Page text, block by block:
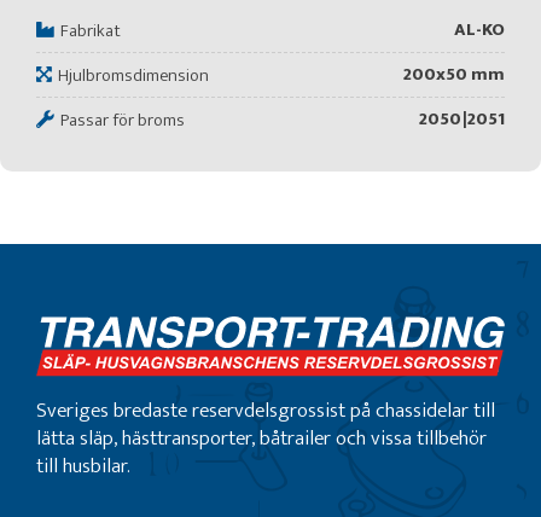
Fabrikat
AL-KO
Hjulbromsdimension
200x50 mm
Passar för broms
2050|2051
Sveriges bredaste reservdelsgrossist på chassidelar till
lätta släp, hästtransporter, båtrailer och vissa tillbehör
till husbilar.